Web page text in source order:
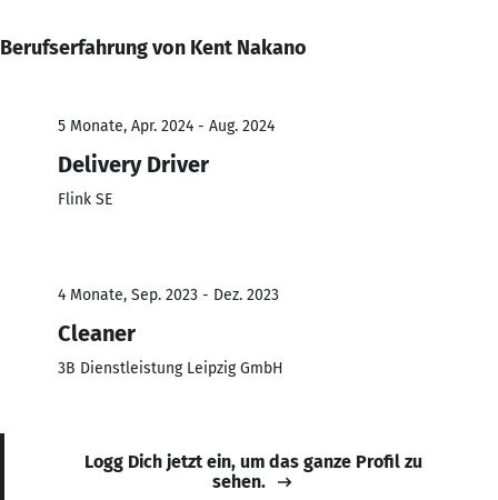
Berufserfahrung von Kent Nakano
5 Monate, Apr. 2024 - Aug. 2024
Delivery Driver
Flink SE
4 Monate, Sep. 2023 - Dez. 2023
Cleaner
3B Dienstleistung Leipzig GmbH
Logg Dich jetzt ein, um das ganze Profil zu
sehen.